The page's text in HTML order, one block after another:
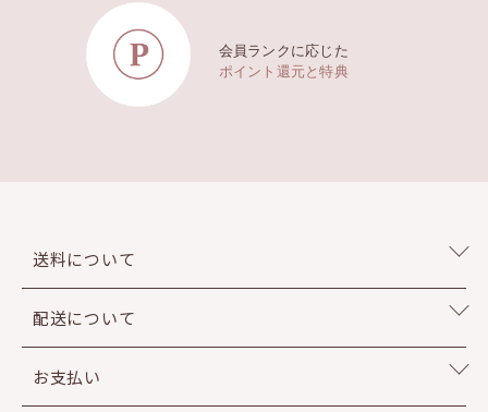
会員ランクに応じた
ポイント還元と特典
送料について
配送について
お支払い